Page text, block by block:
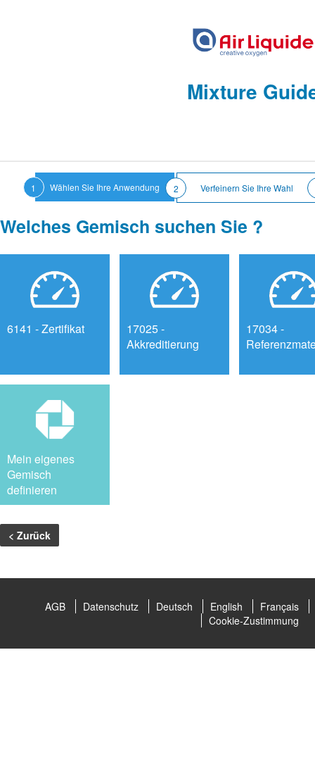
Mixture
1 Wählen Sie Ihre Anwendung 2 Verfeinern Sie Ihre Wahl
Welches Gemisch suchen Sie ?
6141 - Zertifikat
17025 -
Akkreditierung
17034 -
Mein eigenes
Gemisch
definieren
< Zurück
AGB Datenschutz Deutsch English
Français
Cookie-Zustimmung